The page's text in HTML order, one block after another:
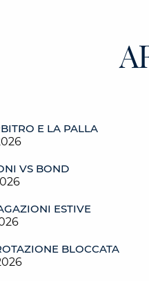
E LA PALLA
VS BOND
ESTIVE
BLOCCATA